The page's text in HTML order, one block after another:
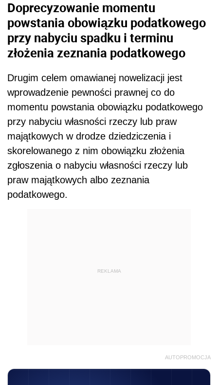
Doprecyzowanie momentu
powstania obowiązku podatkowego
przy nabyciu spadku i terminu
złożenia zeznania podatkowego
Drugim celem omawianej nowelizacji jest
wprowadzenie pewności prawnej co do
momentu powstania obowiązku podatkowego
przy nabyciu własności rzeczy lub praw
majątkowych w drodze dziedziczenia i
skorelowanego z nim obowiązku złożenia
zgłoszenia o nabyciu własności rzeczy lub
praw majątkowych albo zeznania
podatkowego.
REKLAMA
AUTOPROMOCJA